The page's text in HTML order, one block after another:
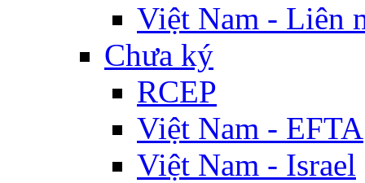
Việt Nam - Liên
Chưa ký
RCEP
Việt Nam - EFTA
Việt Nam - Israel